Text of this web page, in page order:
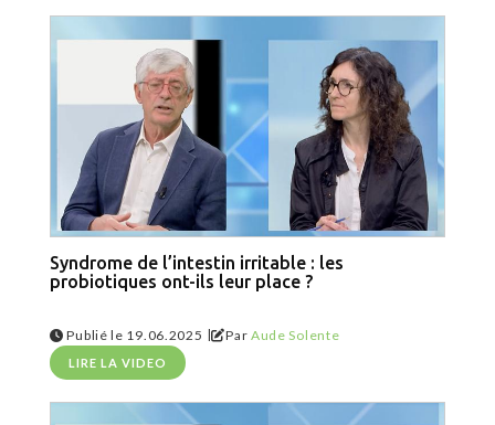
Syndrome de l’intestin irritable : les
probiotiques ont-ils leur place ?
Publié le 19.06.2025 | Par Aude Solente
LIRE LA VIDEO